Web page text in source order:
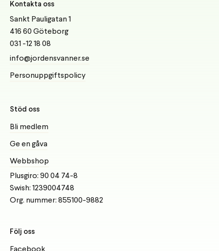
Kontakta oss
Sankt Pauligatan 1
416 60 Göteborg
031 -12 18 08
info@jordensvanner.se
Personuppgiftspolicy
Stöd oss
Bli medlem
Ge en gåva
Webbshop
Plusgiro: 90 04 74-8
Swish: 1239004748
Org. nummer: 855100-9882
Följ oss
Facebook